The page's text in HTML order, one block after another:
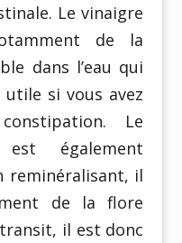
Le vinaigre
de la
dans l’eau qui
si vous avez
Le
également
reminéralisant, il
de la flore
il est donc